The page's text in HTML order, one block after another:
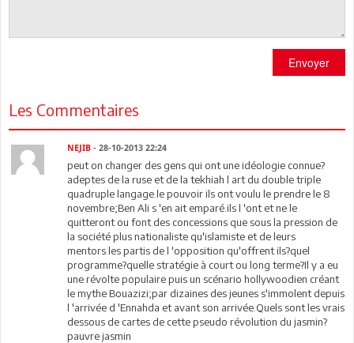
Envoyer
Les Commentaires
NEJIB - 28-10-2013 22:24
peut on changer des gens qui ont une idéologie connue?
adeptes de la ruse et de la tekhiah l art du double triple
quadruple langage.le pouvoir ils ont voulu le prendre le 8
novembre;Ben Ali s 'en ait emparé.ils l 'ont et ne le
quitteront ou font des concessions que sous la pression de
la société plus nationaliste qu'islamiste et de leurs
mentors.les partis de l 'opposition qu'offrent ils?quel
programme?quelle stratégie à court ou long terme?Il y a eu
une révolte populaire puis un scénario hollywoodien créant
le mythe Bouazizi;par dizaines des jeunes s'immolent depuis
l 'arrivée d 'Ennahda et avant son arrivée.Quels sont les vrais
dessous de cartes de cette pseudo révolution du jasmin?
pauvre jasmin